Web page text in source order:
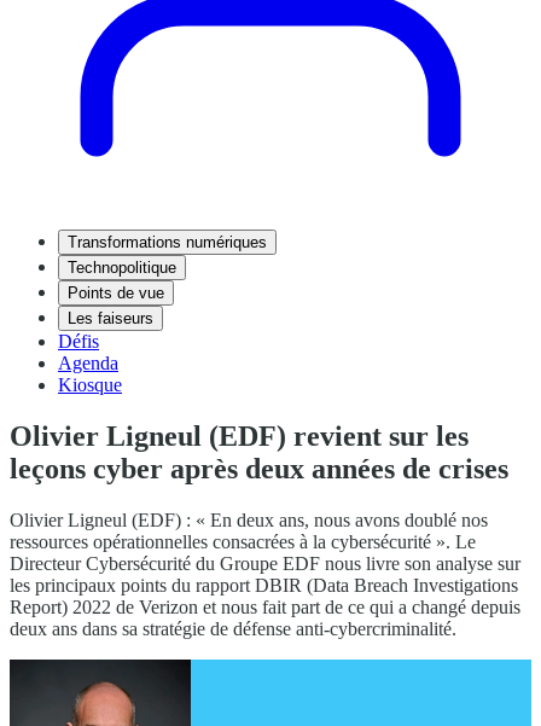
Transformations numériques
Technopolitique
Points de vue
Les faiseurs
Défis
Agenda
Kiosque
Olivier Ligneul (EDF) revient sur les
leçons cyber après deux années de crises
Olivier Ligneul (EDF) : « En deux ans, nous avons doublé nos
ressources opérationnelles consacrées à la cybersécurité ». Le
Directeur Cybersécurité du Groupe EDF nous livre son analyse sur
les principaux points du rapport DBIR (Data Breach Investigations
Report) 2022 de Verizon et nous fait part de ce qui a changé depuis
deux ans dans sa stratégie de défense anti-cybercriminalité.